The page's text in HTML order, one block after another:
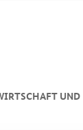
UND